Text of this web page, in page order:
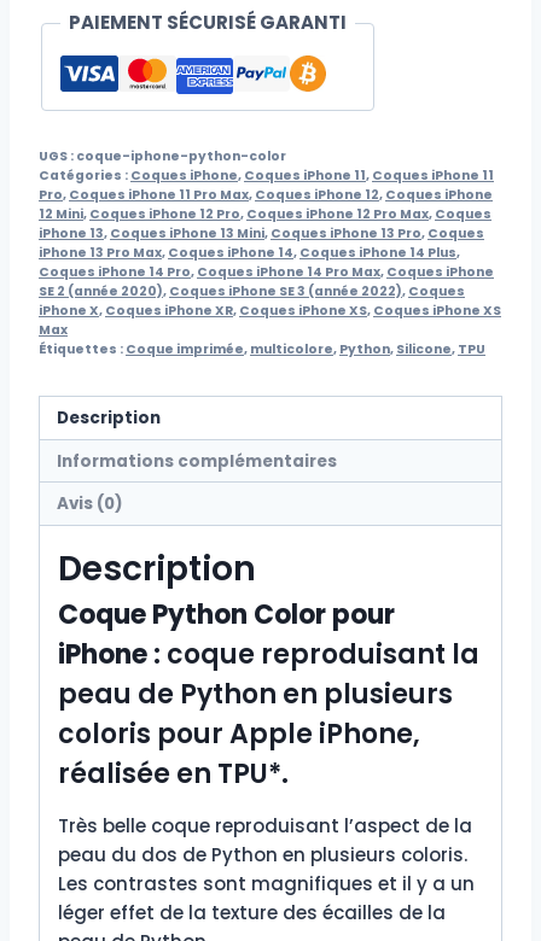
PAIEMENT SÉCURISÉ GARANTI
UGS : coque-iphone-python-color
Catégories : Coques iPhone, Coques iPhone 11, Coques iPhone 11
Pro, Coques iPhone 11 Pro Max, Coques iPhone 12, Coques iPhone
12 Mini, Coques iPhone 12 Pro, Coques iPhone 12 Pro Max, Coques
iPhone 13, Coques iPhone 13 Mini, Coques iPhone 13 Pro, Coques
iPhone 13 Pro Max, Coques iPhone 14, Coques iPhone 14 Plus,
Coques iPhone 14 Pro, Coques iPhone 14 Pro Max, Coques iPhone
SE 2 (année 2020), Coques iPhone SE 3 (année 2022), Coques
iPhone X, Coques iPhone XR, Coques iPhone XS, Coques iPhone XS
Max
Étiquettes : Coque imprimée, multicolore, Python, Silicone, TPU
Description
Informations complémentaires
Avis (0)
Description
Coque Python Color pour
iPhone: coque reproduisant la
peau de Python en plusieurs
coloris pour Apple iPhone,
réalisée en TPU*.
Très belle coque reproduisant l’aspect de la
peau du dos de Python en plusieurs coloris.
Les contrastes sont magnifiques et il y a un
léger effet de la texture des écailles de la